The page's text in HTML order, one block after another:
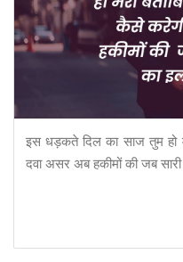
इस धड़कते दिल का साज तुम हो
दवा असर अब हकीमों की जब